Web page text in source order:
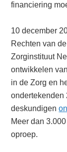
financiering
10 december
Rechten van
Zorginstituut
ontwikkelen
in de Zorg en
ondertekenden
deskundigen
Meer dan
oproep.